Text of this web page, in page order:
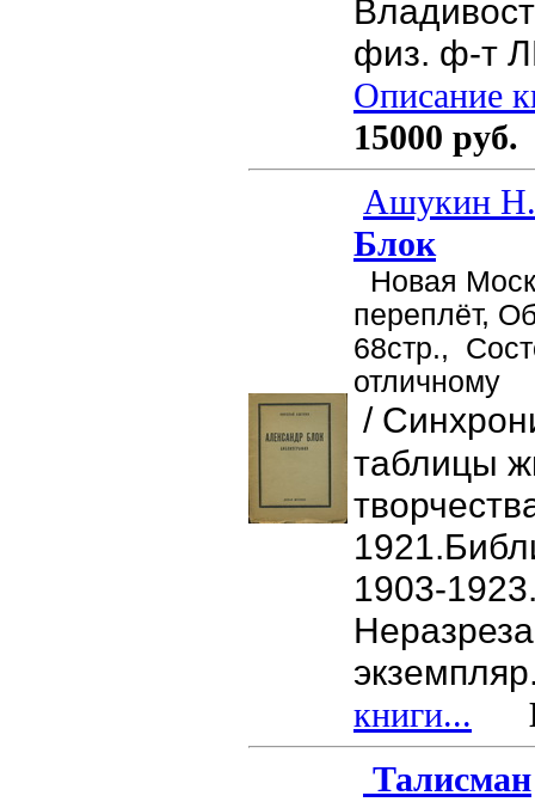
физ. ф-т
Описание
15000 руб.
Ашукин Н.
Блок
Новая
переплёт,
68стр.,
отличному
/
таблицы
1903-
книги...
Талисман